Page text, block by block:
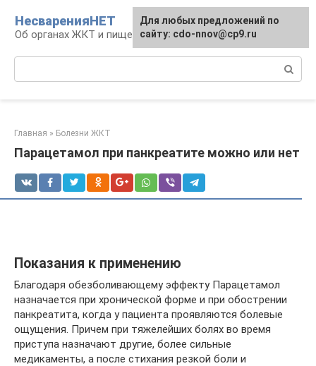
контенту
НесваренияНЕТ
Об органах ЖКТ и пищеварении
Главная » Болезни ЖКТ
Парацетамол при панкреатите можно или нет
Показания к применению
Благодаря обезболивающему эффекту Парацетамол
назначается при хронической форме и при обострении
панкреатита, когда у пациента проявляются болевые
ощущения. Причем при тяжелейших болях во время
приступа назначают другие, более сильные
медикаменты, а после стихания резкой боли и
Для любых предложений по
сайту: cdo-nnov@cp9.ru